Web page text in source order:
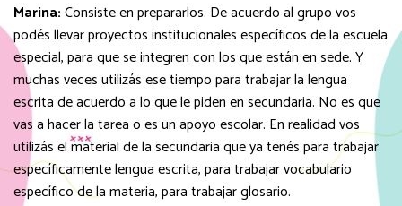
Marina:Consiste en prepararlos. De acuerdo al grupo vos
podés llevar proyectos institucionales específicos de la escuela
especial, para que se integren con los que están en sede. Y
muchas veces utilizás ese tiempo para trabajar la lengua
escrita de acuerdo a lo que le piden en secundaria. No es que
vas a hacer la tarea o es un apoyo escolar. En realidad vos
utilizás el material de la secundaria que ya tenés para trabajar
específicamente lengua escrita, para trabajar vocabulario
específico de la materia, para trabajar glosario.